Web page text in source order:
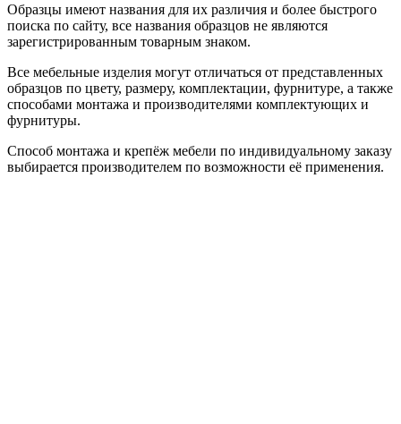
Образцы имеют названия для их различия и более быстрого
поиска по сайту, все названия образцов не являются
зарегистрированным товарным знаком.
Все мебельные изделия могут отличаться от представленных
образцов по цвету, размеру, комплектации, фурнитуре, а также
способами монтажа и производителями комплектующих и
фурнитуры.
Способ монтажа и крепёж мебели по индивидуальному заказу
выбирается производителем по возможности её применения.